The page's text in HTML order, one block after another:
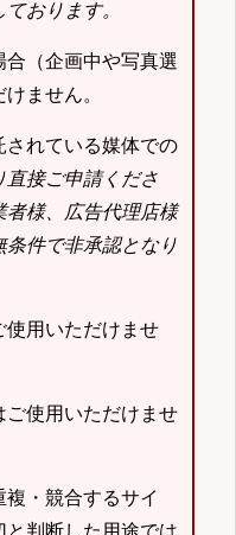
おります。
（企画中や写真選
ません。
れている媒体での
直接ご申請くださ
者様、広告代理店様
条件で非承認となり
用いただけませ
使用いただけませ
・競合するサイ
と判断した用途では